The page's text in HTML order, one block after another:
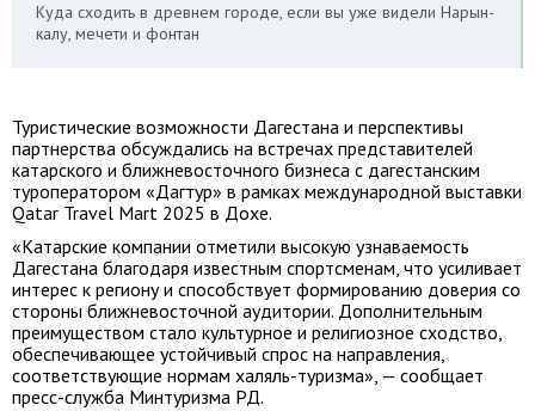
Куда сходить в древнем городе, если вы уже видели Нарын-
калу, мечети и фонтан
Туристические возможности Дагестана и перспективы
партнерства обсуждались на встречах представителей
катарского и ближневосточного бизнеса с дагестанским
туроператором «Дагтур» в рамках международной выставки
Qatar Travel Mart 2025 в Дохе.
«Катарские компании отметили высокую узнаваемость
Дагестана благодаря известным спортсменам, что усиливает
интерес к региону и способствует формированию доверия со
стороны ближневосточной аудитории. Дополнительным
преимуществом стало культурное и религиозное сходство,
обеспечивающее устойчивый спрос на направления,
соответствующие нормам халяль-туризма», — сообщает
пресс-служба Минтуризма РД.